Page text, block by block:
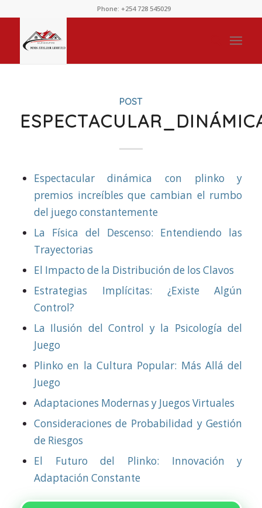
Phone: +254 728 545029
POST
Espectacular dinámica con plinko y
premios increíbles que cambian el rumbo
del juego constantemente
La Física del Descenso: Entendiendo las
Trayectorias
El Impacto de la Distribución de los Clavos
Estrategias Implícitas: ¿Existe Algún
Control?
La Ilusión del Control y la Psicología del
Juego
Plinko en la Cultura Popular: Más Allá del
Juego
Adaptaciones Modernas y Juegos Virtuales
Consideraciones de Probabilidad y Gestión
de Riesgos
El Futuro del Plinko: Innovación y
Adaptación Constante